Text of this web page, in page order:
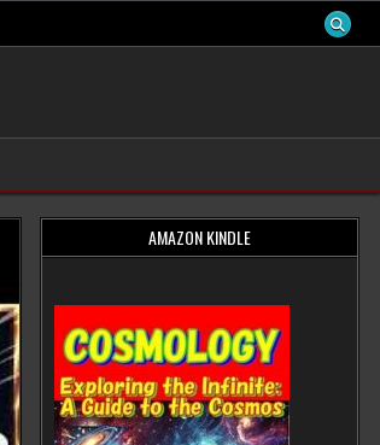
AMAZON KINDLE